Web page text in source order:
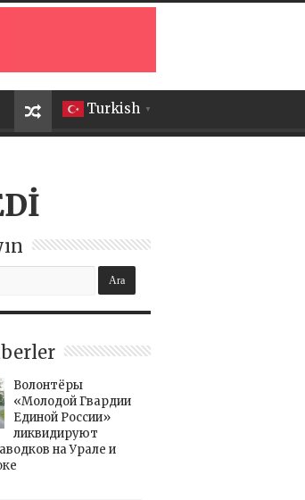
Turkish ▼
Волонтёры
«Молодой Гвардии
Единой России»
ликвидируют
на Урале и